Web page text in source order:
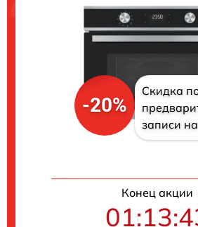
-20%
Скидка
записи
Конец акции